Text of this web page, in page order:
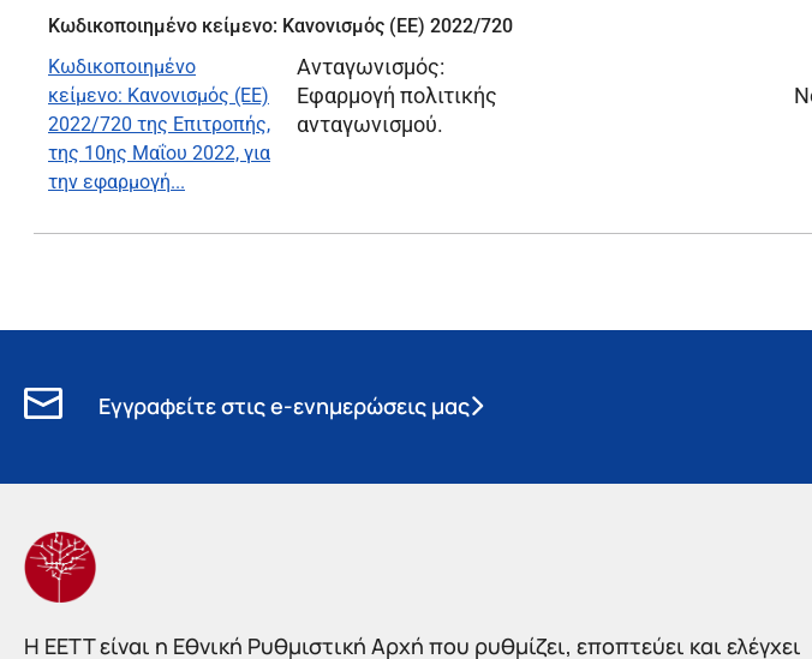
Κωδικοποιημένο κείμενο: Κανονισμός (ΕΕ) 2022/720
Κωδικοποιημένο
κείμενο: Κανονισμός (ΕΕ)
2022/720 της Επιτροπής,
της 10ης Μαΐου 2022, για
την εφαρμογή...
Ανταγωνισμός:
Εφαρμογή πολιτικής
ανταγωνισμού.
Εγγραφείτε στις e-ενημερώσεις μας
Η EETT είναι η Εθνική Ρυθμιστική Αρχή που ρυθμίζει, εποπτεύει και ελέγχει